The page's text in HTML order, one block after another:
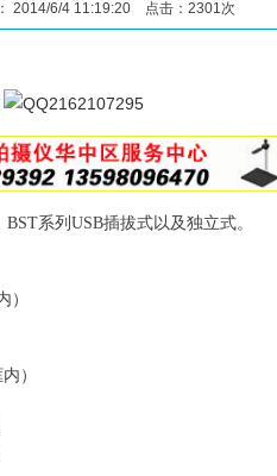
2014/6/4 11:19:20 点击：2301次
2162107295
系列USB插拔式以及独立式。
）